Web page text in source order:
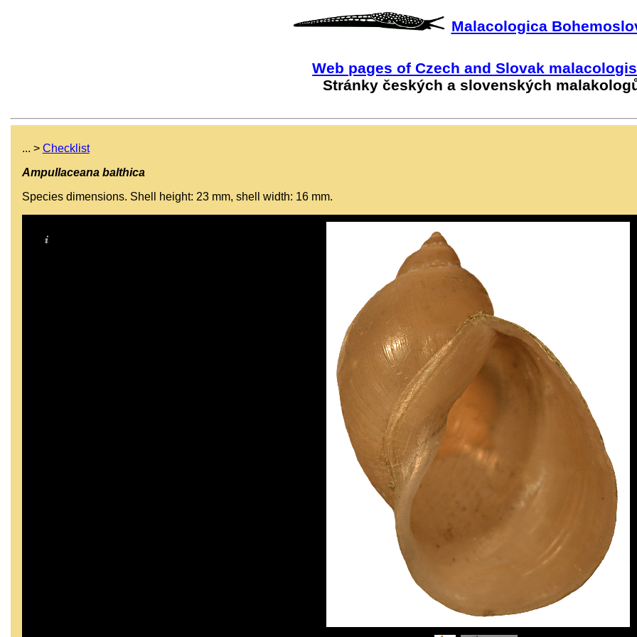
Malacologica
Web pages of Czech and Slovak
Stránky českých a slovenských
... > Checklist
Ampullaceana balthica
Species dimensions. Shell height: 23 mm, shell width: 16 mm.